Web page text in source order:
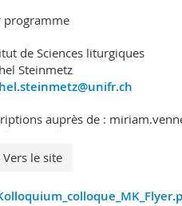
programme
de Sciences liturgiques
Steinmetz
auprès de :
Vers le site